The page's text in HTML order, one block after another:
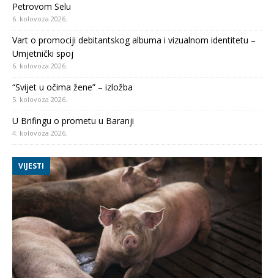
Petrovom Selu
6. kolovoza 2026.
Vart o promociji debitantskog albuma i vizualnom identitetu –
Umjetnički spoj
6. kolovoza 2026.
“Svijet u očima žene” – izložba
5. kolovoza 2026.
U Brifingu o prometu u Baranji
4. kolovoza 2026.
VIJESTI